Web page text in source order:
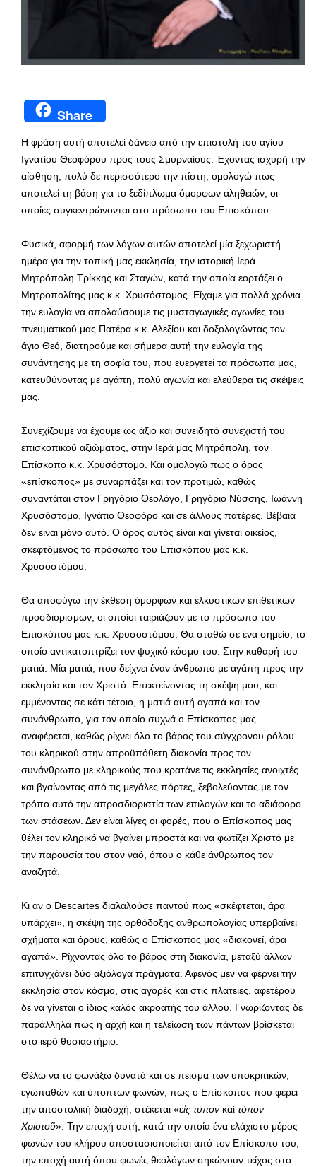
Share
Η φράση αυτή αποτελεί δάνειο από την επιστολή του αγίου
Ιγνατίου Θεοφόρου προς τους Σμυρναίους. Έχοντας ισχυρή την
αίσθηση, πολύ δε περισσότερο την πίστη, ομολογώ πως
αποτελεί τη βάση για το ξεδίπλωμα όμορφων αληθειών, οι
οποίες συγκεντρώνονται στο πρόσωπο του Επισκόπου.
Φυσικά, αφορμή των λόγων αυτών αποτελεί μία ξεχωριστή
ημέρα για την τοπική μας εκκλησία, την ιστορική Ιερά
Μητρόπολη Τρίκκης και Σταγών, κατά την οποία εορτάζει ο
Μητροπολίτης μας κ.κ. Χρυσόστομος. Είχαμε για πολλά χρόνια
την ευλογία να απολαύσουμε τις μυσταγωγικές αγωνίες του
πνευματικού μας Πατέρα κ.κ. Αλεξίου και δοξολογώντας τον
άγιο Θεό, διατηρούμε και σήμερα αυτή την ευλογία της
συνάντησης με τη σοφία του, που ευεργετεί τα πρόσωπα μας,
κατευθύνοντας με αγάπη, πολύ αγωνία και ελεύθερα τις σκέψεις
μας.
Συνεχίζουμε να έχουμε ως άξιο και συνειδητό συνεχιστή του
επισκοπικού αξιώματος, στην Ιερά μας Μητρόπολη, τον
Επίσκοπο κ.κ. Χρυσόστομο. Και ομολογώ πως ο όρος
«επίσκοπος» με συναρπάζει και τον προτιμώ, καθώς
συναντάται στον Γρηγόριο Θεολόγο, Γρηγόριο Νύσσης, Ιωάννη
Χρυσόστομο, Ιγνάτιο Θεοφόρο και σε άλλους πατέρες. Βέβαια
δεν είναι μόνο αυτό. Ο όρος αυτός είναι και γίνεται οικείος,
σκεφτόμενος το πρόσωπο του Επισκόπου μας κ.κ.
Χρυσοστόμου.
Θα αποφύγω την έκθεση όμορφων και ελκυστικών επιθετικών
προσδιορισμών, οι οποίοι ταιριάζουν με το πρόσωπο του
Επισκόπου μας κ.κ. Χρυσοστόμου. Θα σταθώ σε ένα σημείο, το
οποίο αντικατοπτρίζει τον ψυχικό κόσμο του. Στην καθαρή του
ματιά. Μία ματιά, που δείχνει έναν άνθρωπο με αγάπη προς την
εκκλησία και τον Χριστό. Επεκτείνοντας τη σκέψη μου, και
εμμένοντας σε κάτι τέτοιο, η ματιά αυτή αγαπά και τον
συνάνθρωπο, για τον οποίο συχνά ο Επίσκοπος μας
αναφέρεται, καθώς ρίχνει όλο το βάρος του σύγχρονου ρόλου
του κληρικού στην απροϋπόθετη διακονία προς τον
συνάνθρωπο με κληρικούς που κρατάνε τις εκκλησίες ανοιχτές
και βγαίνοντας από τις μεγάλες πόρτες, ξεβολεύοντας με τον
τρόπο αυτό την απροσδιοριστία των επιλογών και το αδιάφορο
των στάσεων. Δεν είναι λίγες οι φορές, που ο Επίσκοπος μας
θέλει τον κληρικό να βγαίνει μπροστά και να φωτίζει Χριστό με
την παρουσία του στον ναό, όπου ο κάθε άνθρωπος τον
αναζητά.
Κι αν ο Descartes διαλαλούσε παντού πως «σκέφτεται, άρα
υπάρχει», η σκέψη της ορθόδοξης ανθρωπολογίας υπερβαίνει
σχήματα και όρους, καθώς ο Επίσκοπος μας «διακονεί, άρα
αγαπά». Ρίχνοντας όλο το βάρος στη διακονία, μεταξύ άλλων
επιτυγχάνει δύο αξιόλογα πράγματα. Αφενός μεν να φέρνει την
εκκλησία στον κόσμο, στις αγορές και στις πλατείες, αφετέρου
δε να γίνεται ο ίδιος καλός ακροατής του άλλου. Γνωρίζοντας δε
παράλληλα πως η αρχή και η τελείωση των πάντων βρίσκεται
στο ιερό θυσιαστήριο.
Θέλω να το φωνάξω δυνατά και σε πείσμα των υποκριτικών,
εγωπαθών και ύποπτων φωνών, πως ο Επίσκοπος που φέρει
την αποστολική διαδοχή, στέκεται «εἰς τύπον καί τόπον
Χριστοῦ». Την εποχή αυτή, κατά την οποία ένα ελάχιστο μέρος
φωνών του κλήρου αποστασιοποιείται από τον Επίσκοπο του,
την εποχή αυτή όπου φωνές θεολόγων σηκώνουν τείχος στο